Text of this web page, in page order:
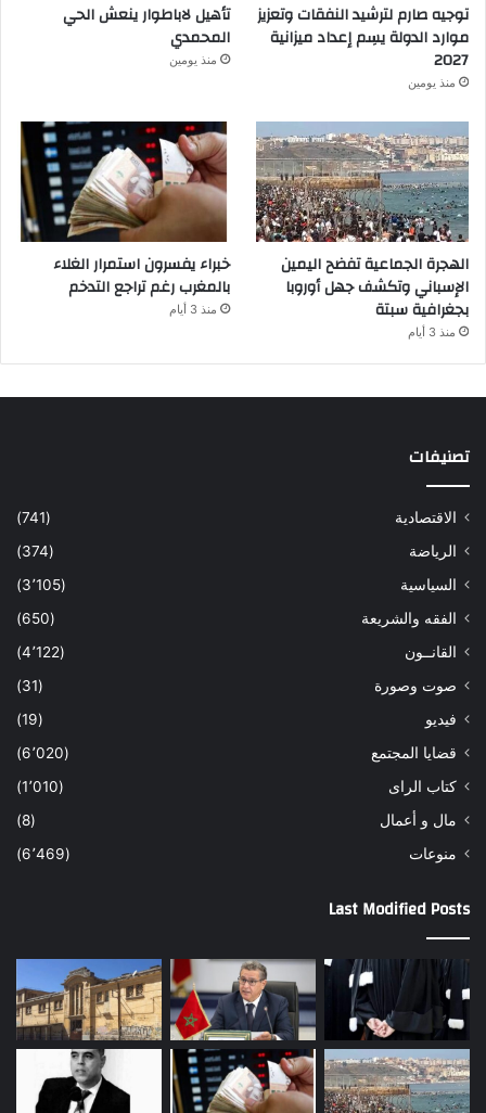
توجيه صارم لترشيد النفقات وتعزيز
موارد الدولة يسِم إعداد ميزانية
2027
منذ يومين
تأهيل لاباطوار ينعش الحي
المحمدي
منذ يومين
الهجرة الجماعية تفضح اليمين
الإسباني وتكشف جهل أوروبا
بجغرافية سبتة
منذ 3 أيام
خبراء يفسرون استمرار الغلاء
بالمغرب رغم تراجع التدخم
منذ 3 أيام
تصنيفات
الاقتصادية
(741)
الرياضة
(374)
السياسية
(3٬105)
الفقه والشريعة
(650)
القانــون
(4٬122)
صوت وصورة
(31)
فيديو
(19)
قضايا المجتمع
(6٬020)
كتاب الراى
(1٬010)
مال و أعمال
(8)
منوعات
(6٬469)
Last Modified Posts